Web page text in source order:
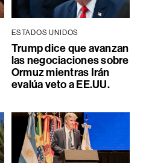
ESTADOS UNIDOS
Trump dice que avanzan
las negociaciones sobre
Ormuz mientras Irán
evalúa veto a EE.UU.